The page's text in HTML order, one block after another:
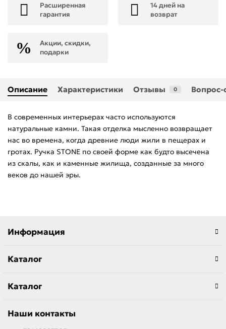
Расширенная
гарантия
14 дней на
возврат
Акции, скидки,
подарки
Описание Характеристики Отзывы 0 Вопрос-
В современных интерьерах часто используются
натуральные камни. Такая отделка мысленно возвращает
нас во времена, когда древние люди жили в пещерах и
гротах. Ручка STONE по своей форме как будто высечена
из скалы, как и каменные жилища, созданные за много
веков до нашей эры.
Информация
Каталог
Каталог
Наши контакты